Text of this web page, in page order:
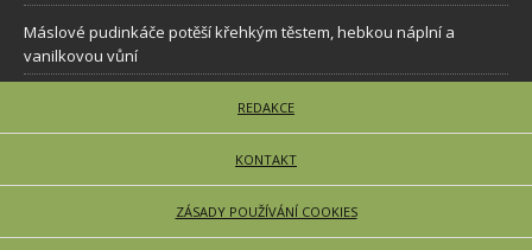
Máslové pudinkáče potěší křehkým těstem, hebkou náplní a
vanilkovou vůní
REDAKCE
KONTAKT
ZÁSADY POUŽÍVÁNÍ COOKIES